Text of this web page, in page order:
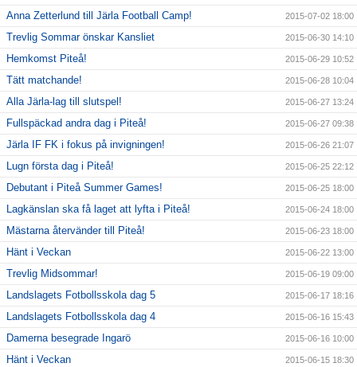
Anna Zetterlund till Järla Football Camp!
2015-07-02 18:00
Trevlig Sommar önskar Kansliet 2015-06-30 14:10
Hemkomst Piteå! 2015-06-29 10:52
Tätt matchande! 2015-06-28 10:04
Alla Järla-lag till slutspel! 2015-06-27 13:24
Fullspäckad andra dag i Piteå! 2015-06-27 09:38
Järla IF FK i fokus på invigningen! 2015-06-26 21:07
Lugn första dag i Piteå! 2015-06-25 22:12
Debutant i Piteå Summer Games! 2015-06-25 18:00
Lagkänslan ska få laget att lyfta i Piteå! 2015-06-24 18:00
Mästarna återvänder till Piteå! 2015-06-23 18:00
Hänt i Veckan 2015-06-22 13:00
Trevlig Midsommar! 2015-06-19 09:00
Landslagets Fotbollsskola dag 5 2015-06-17 18:16
Landslagets Fotbollsskola dag 4 2015-06-16 15:43
Damerna besegrade Ingarö 2015-06-16 10:00
Hänt i Veckan 2015-06-15 18:30